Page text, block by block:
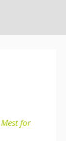
Mest for